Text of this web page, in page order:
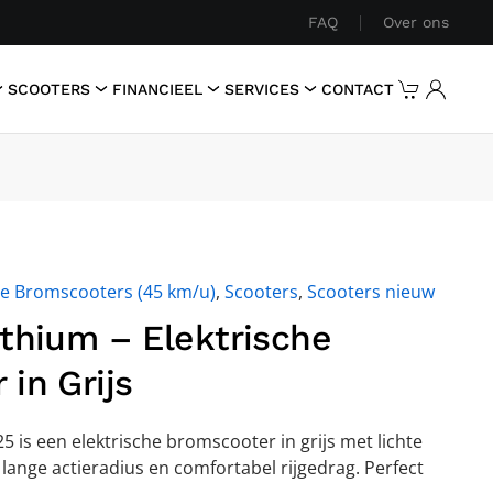
FAQ Over ons
SCOOTERS FINANCIEEL SERVICES CONTACT
Bromscooters (45 km/u), Scooters, Scooters nieuw
– Elektrische
in Grijs
is een elektrische bromscooter in grijs met lichte
actieradius en comfortabel rijgedrag. Perfect